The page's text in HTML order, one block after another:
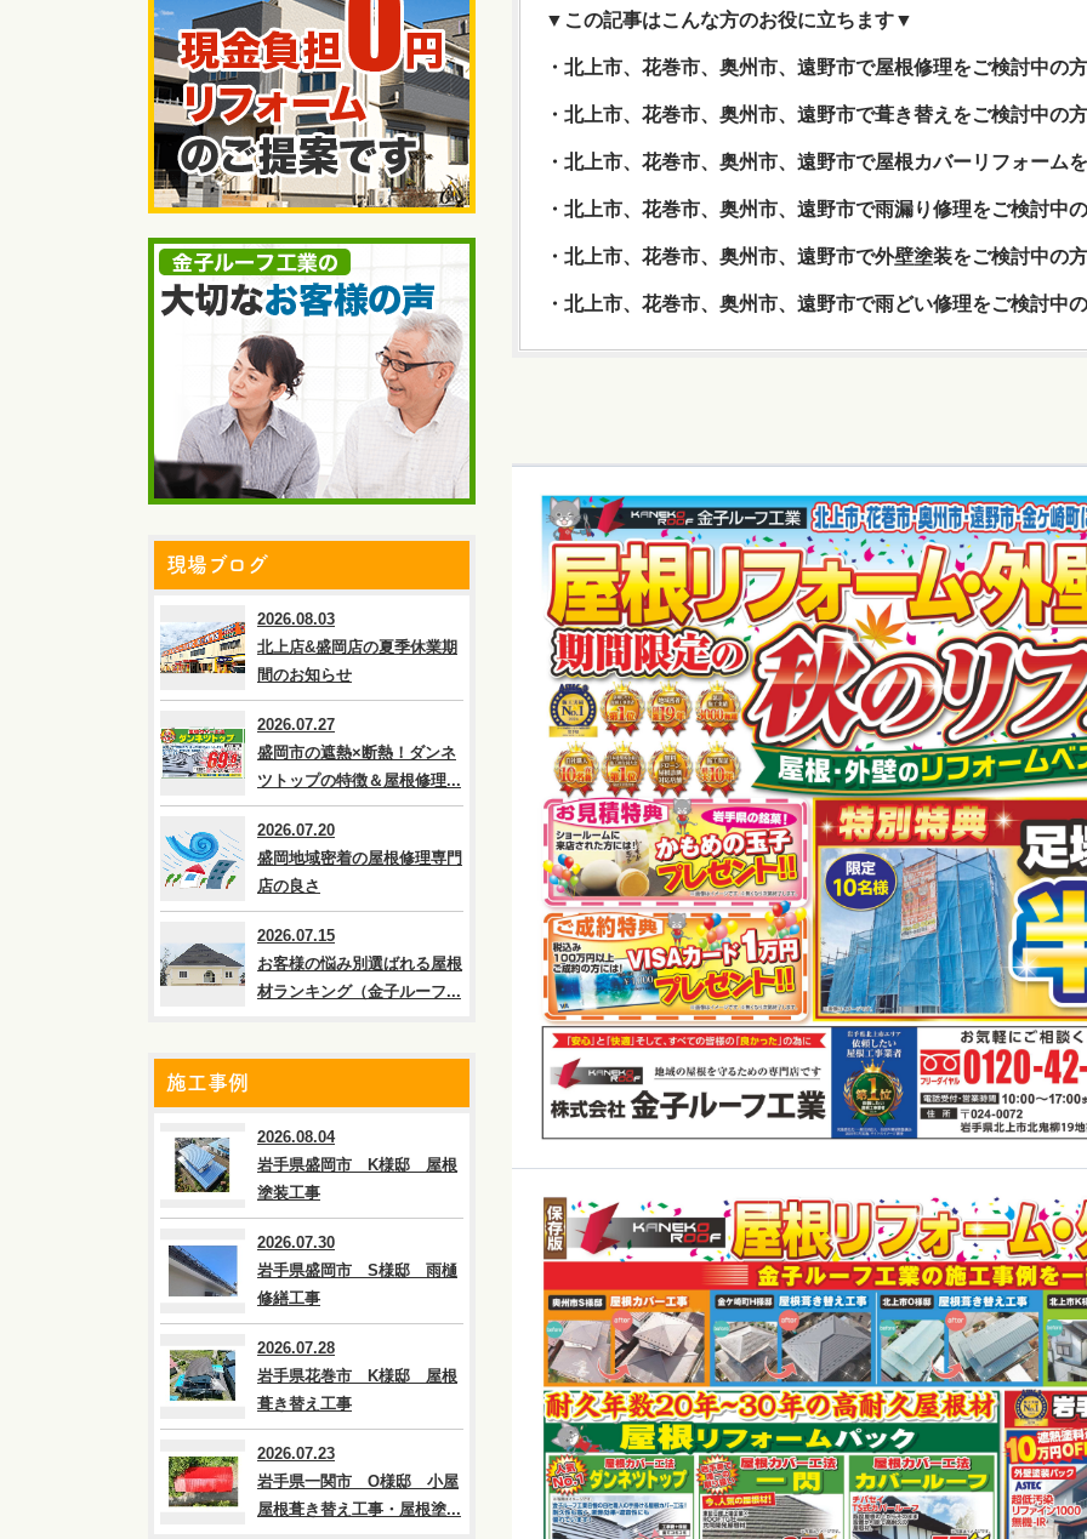
▼この記事はこんな方のお役に立ちます▼
・北上市、花巻市、奥州市、遠野市で屋根修理をご検討中の方
・北上市、花巻市、奥州市、遠野市で葺き替えをご検討中の方
・北上市、花巻市、奥州市、遠野市で屋根カバーリフォーム
・北上市、花巻市、奥州市、遠野市で雨漏り修理をご検討中
・北上市、花巻市、奥州市、遠野市で外壁塗装をご検討中の方
・北上市、花巻市、奥州市、遠野市で雨どい修理をご検討中
現場ブログ
2026.08.03
北上店&盛岡店の夏季休業期
間のお知らせ
2026.07.27
盛岡市の遮熱×断熱！ダンネ
ツトップの特徴＆屋根修理...
2026.07.20
盛岡地域密着の屋根修理専門
店の良さ
2026.07.15
お客様の悩み別選ばれる屋根
材ランキング（金子ルーフ...
施工事例
2026.08.04
岩手県盛岡市 K様邸 屋根
塗装工事
2026.07.30
岩手県盛岡市 S様邸 雨樋
修繕工事
2026.07.28
岩手県花巻市 K様邸 屋根
葺き替え工事
2026.07.23
岩手県一関市 O様邸 小屋
屋根葺き替え工事・屋根塗...